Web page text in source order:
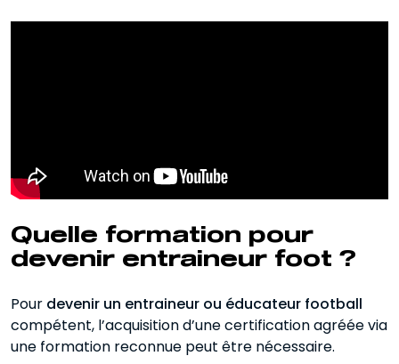
Quelle formation pour
devenir entraineur foot ?
Pour devenir un entraineur ou éducateur football
compétent, l’acquisition d’une certification agréée via
une formation reconnue peut être nécessaire.